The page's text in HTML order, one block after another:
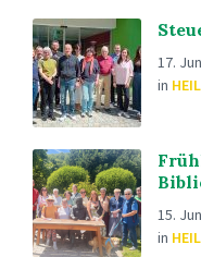
17.
in
15.
in